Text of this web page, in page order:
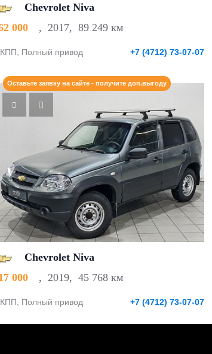
Chevrolet Niva
000
, 2017, 89 249 км
Полный привод +7 (4712) 73-07-07
Оставьте заявку на сайте - получите доп.выгоду
Chevrolet Niva
000
, 2019, 45 768 км
Полный привод +7 (4712) 73-07-07